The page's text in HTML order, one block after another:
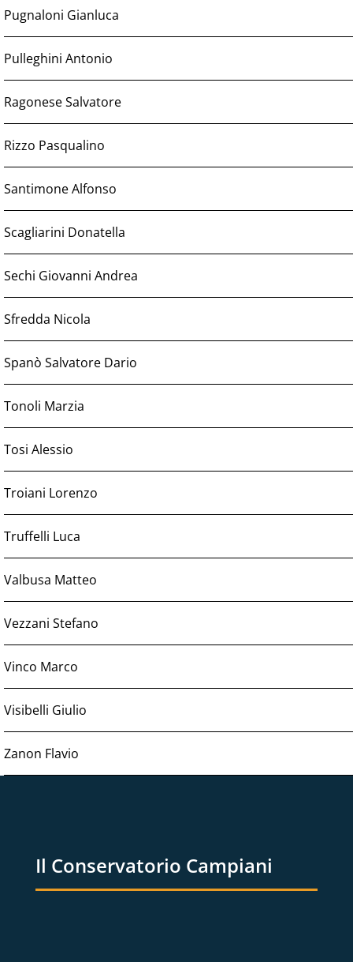
Pugnaloni Gianluca
Pulleghini Antonio
Ragonese Salvatore
Rizzo Pasqualino
Santimone Alfonso
Scagliarini Donatella
Sechi Giovanni Andrea
Sfredda Nicola
Spanò Salvatore Dario
Tonoli Marzia
Tosi Alessio
Troiani Lorenzo
Truffelli Luca
Valbusa Matteo
Vezzani Stefano
Vinco Marco
Visibelli Giulio
Zanon Flavio
Il Conservatorio Campiani